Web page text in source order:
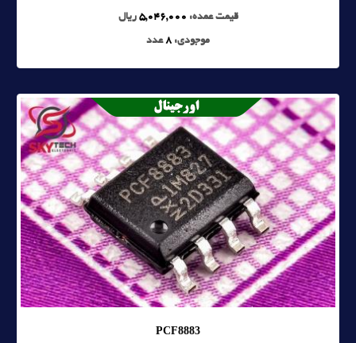
قیمت عمده: 5,046,000 ریال
موجودی: 8عدد
PCF8883